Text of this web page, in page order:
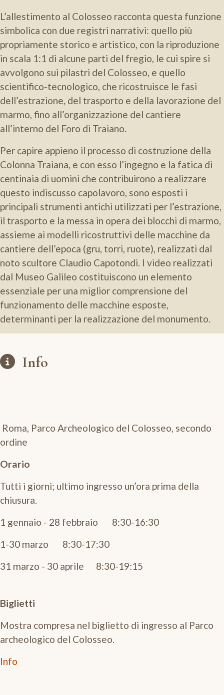
L’allestimento al Colosseo racconta questa funzione
simbolica con due registri narrativi: quello più
propriamente storico e artistico, con la riproduzione
in scala 1:1 di alcune parti del fregio, le cui spire si
avvolgono sui pilastri del Colosseo, e quello
scientifico-tecnologico, che ricostruisce le fasi
dell’estrazione, del trasporto e della lavorazione del
marmo, fino all’organizzazione del cantiere
all’interno del Foro di Traiano.
Per capire appieno il processo di costruzione della
Colonna Traiana, e con esso l’ingegno e la fatica di
centinaia di uomini che contribuirono a realizzare
questo indiscusso capolavoro, sono esposti i
principali strumenti antichi utilizzati per l’estrazione,
il trasporto e la messa in opera dei blocchi di marmo,
assieme ai modelli ricostruttivi delle macchine da
cantiere dell’epoca (gru, torri, ruote), realizzati dal
noto scultore Claudio Capotondi. I video realizzati
dal Museo Galileo costituiscono un elemento
essenziale per una miglior comprensione del
funzionamento delle macchine esposte,
determinanti per la realizzazione del monumento.
Info
Roma, Parco Archeologico del Colosseo, secondo
ordine
Orario
Tutti i giorni; ultimo ingresso un’ora prima della
chiusura.
1 gennaio - 28 febbraio 8:30-16:30
1-30 marzo 8:30-17:30
31 marzo - 30 aprile 8:30-19:15
Biglietti
Mostra compresa nel biglietto di ingresso al Parco
archeologico del Colosseo.
Info